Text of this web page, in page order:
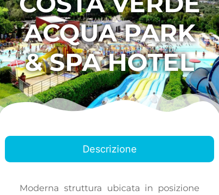
ACQUA PARK
& SPA HOTEL
Descrizione
Moderna struttura ubicata in posizione